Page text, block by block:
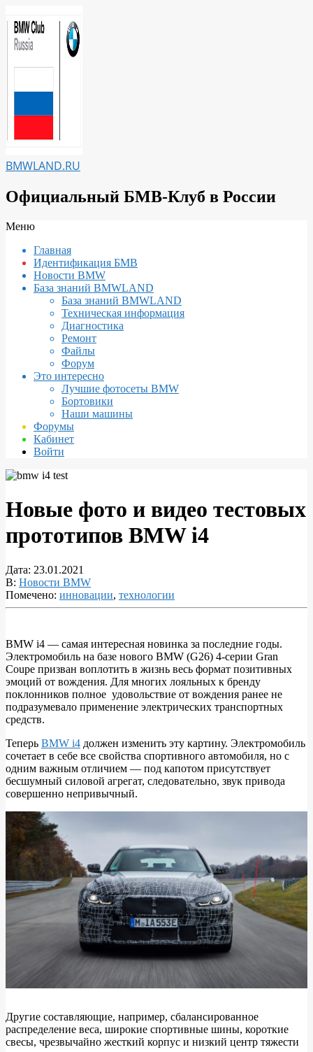
к
содержимому
BMWLAND.RU
Официальный БМВ-Клуб в России
Вторичное
навигации
Меню
Главная
Идентификация БМВ
Новости BMW
База знаний BMWLAND
База знаний BMWLAND
Техническая информация
Диагностика
Ремонт
Файлы
Форум
Это интересно
Лучшие фотосеты BMW
Бортовики
Наши машины
Форумы
Кабинет
Войти
Новые фото и видео тестовых
прототипов BMW i4
Дата: 23.01.2021
В: Новости BMW
Помечено: инновации, технологии
Новые
фото
и
видео
тестовых
прототипов
BMW
i4
BMW i4 — самая интересная новинка за последние годы.
Электромобиль на базе нового BMW (G26) 4-серии Gran
Coupe призван воплотить в жизнь весь формат позитивных
эмоций от вождения. Для многих лояльных к бренду
поклонников полное удовольствие от вождения ранее не
подразумевало применение электрических транспортных
средств.
Теперь BMW i4 должен изменить эту картину. Электромобиль
сочетает в себе все свойства спортивного автомобиля, но с
одним важным отличием — под капотом присутствует
бесшумный силовой агрегат, следовательно, звук привода
совершенно непривычный.
Другие составляющие, например, сбалансированное
распределение веса, широкие спортивные шины, короткие
свесы, чрезвычайно жесткий корпус и низкий центр тяжести